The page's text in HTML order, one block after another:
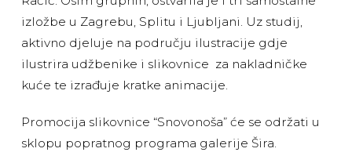
izložbe u Zagrebu, Splitu i Ljubljani. Uz studij,
aktivno djeluje na području ilustracije gdje
ilustrira udžbenike i slikovnice za nakladničke
kuće te izrađuje kratke animacije.
Promocija slikovnice “Snovonoša” će se održati u
sklopu popratnog programa galerije Šira.